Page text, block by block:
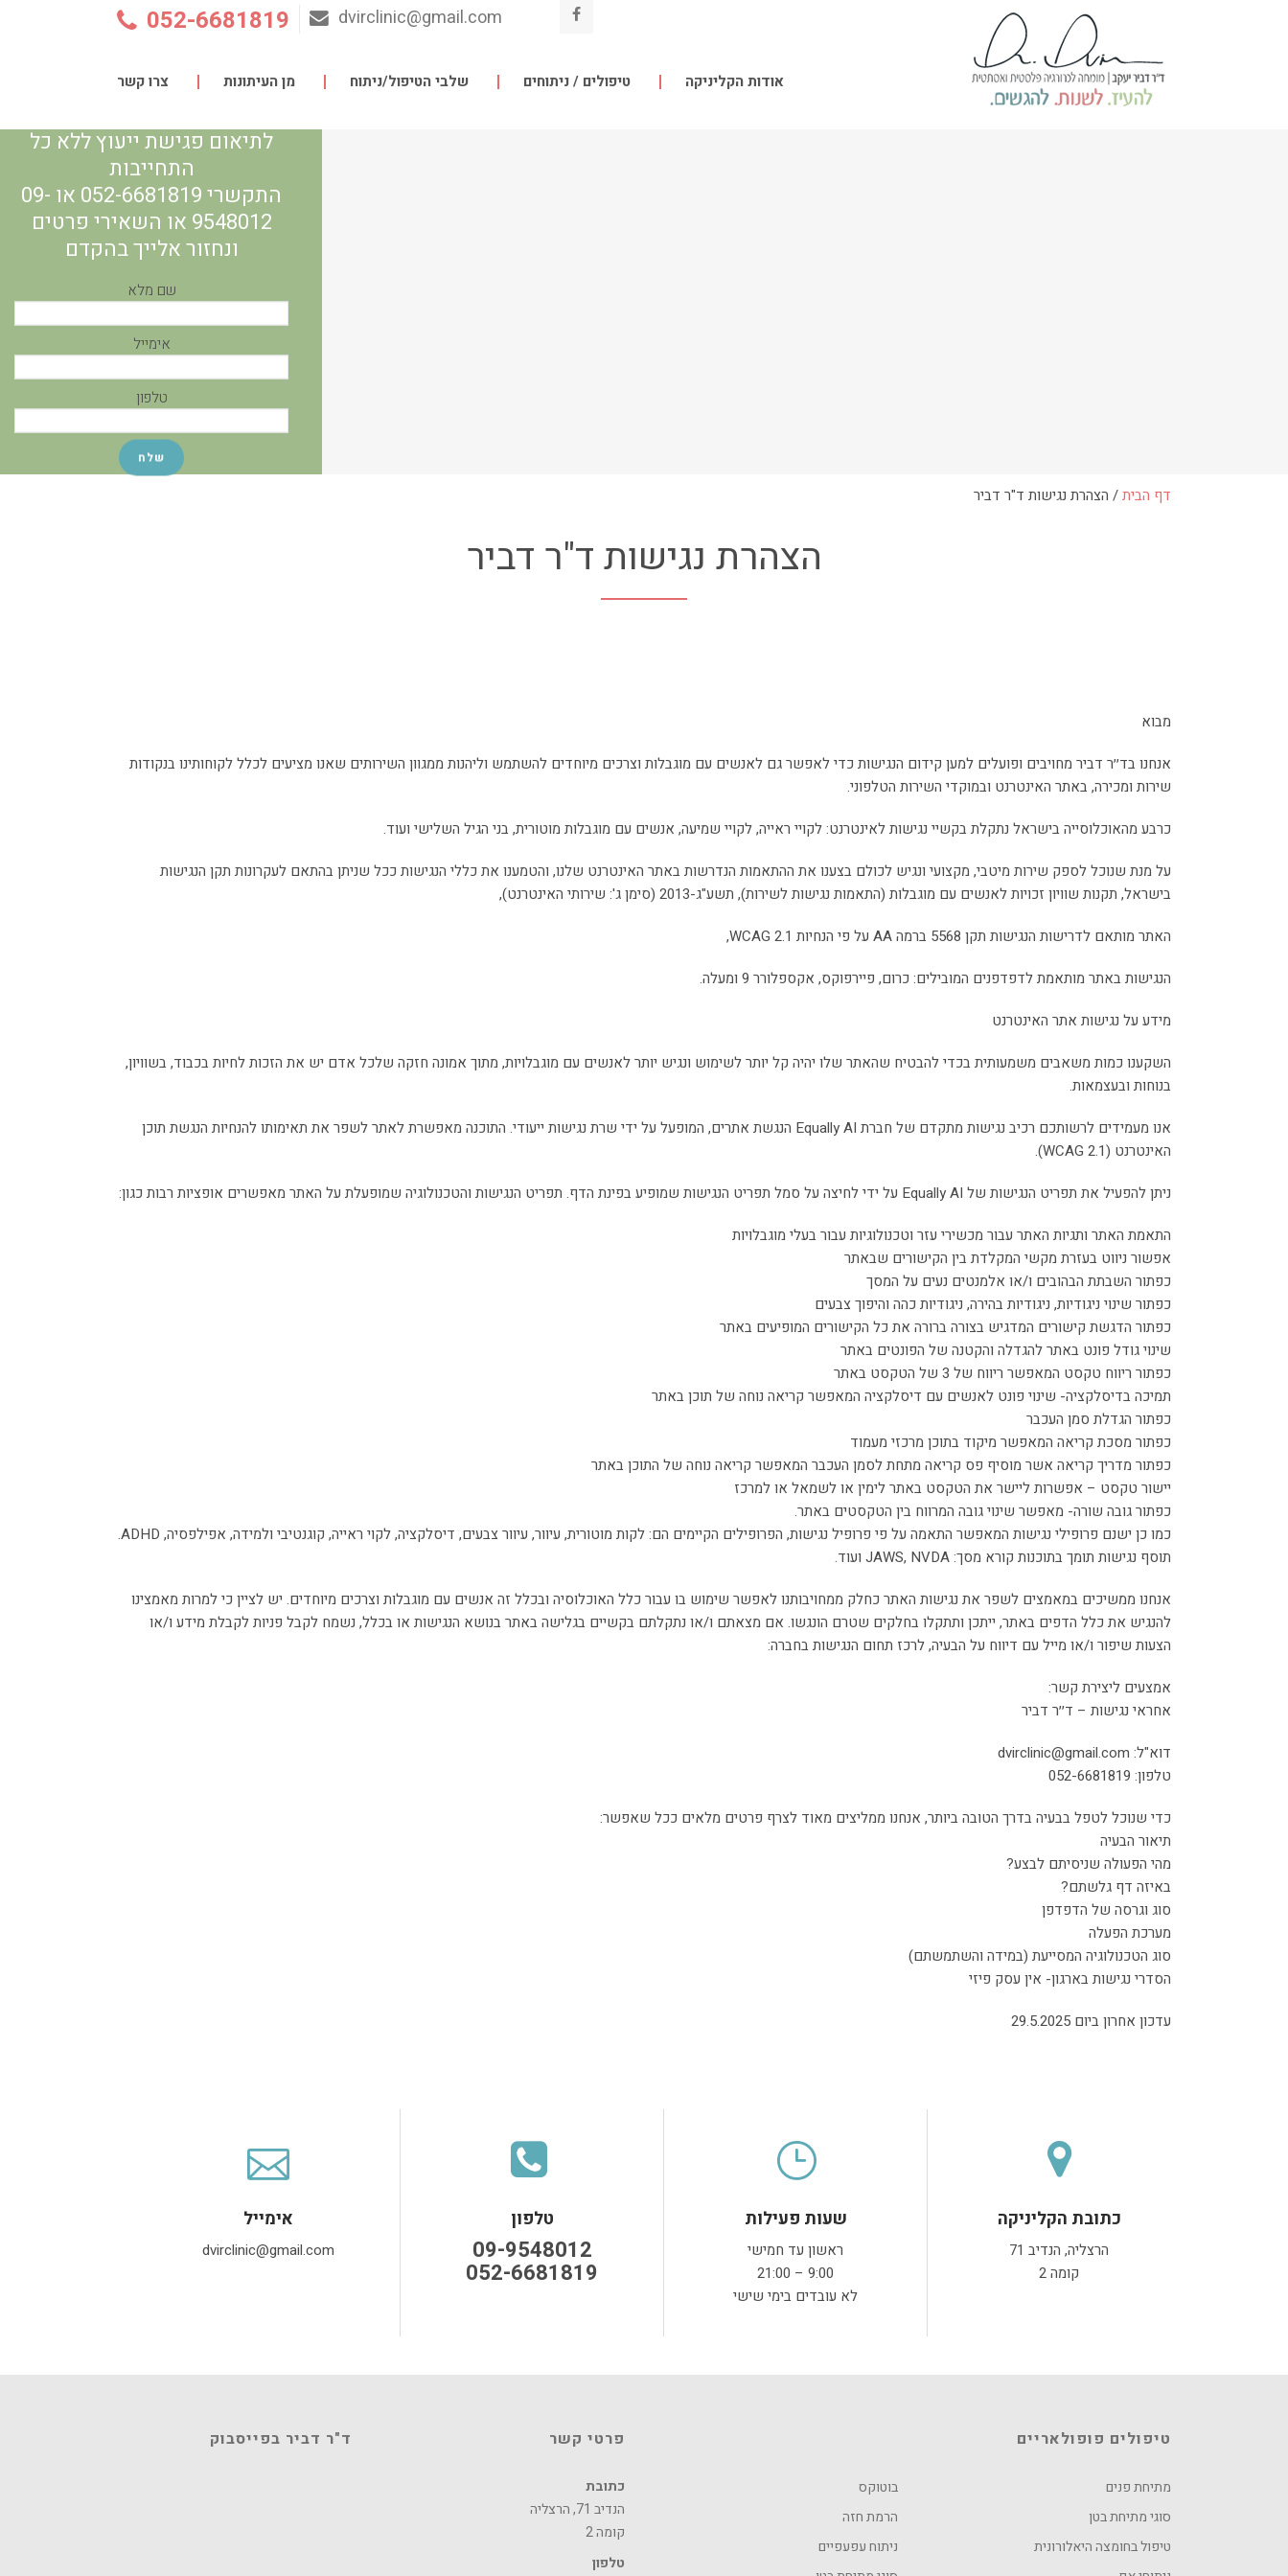
052-6681819 dvirclinic@gmail.com
אודות הקליניקה טיפולים / ניתוחים שלבי הטיפול/ניתוח מן העיתונות צרו קשר
לתיאום פגישת ייעוץ ללא כל
התחייבות
התקשרי 052-6681819 או 09-
9548012 או השאירי פרטים
ונחזור אלייך בהקדם
שם מלא
אימייל
טלפון
דף הבית/ הצהרת נגישות ד"ר דביר
הצהרת נגישות ד"ר דביר
מבוא
אנחנו בד׳׳ר דביר מחויבים ופועלים למען קידום הנגישות כדי לאפשר גם לאנשים עם מוגבלות וצרכים מיוחדים להשתמש וליהנות ממגוון השירותים שאנו מציעים לכלל לקוחותינו בנקודות
שירות ומכירה, באתר האינטרנט ובמוקדי השירות הטלפוני.
כרבע מהאוכלוסייה בישראל נתקלת בקשיי נגישות לאינטרנט: לקויי ראייה, לקויי שמיעה, אנשים עם מוגבלות מוטורית, בני הגיל השלישי ועוד.
על מנת שנוכל לספק שירות מיטבי, מקצועי ונגיש לכולם בצענו את ההתאמות הנדרשות באתר האינטרנט שלנו, והטמענו את כללי הנגישות ככל שניתן בהתאם לעקרונות תקן הנגישות
בישראל, תקנות שוויון זכויות לאנשים עם מוגבלות (התאמות נגישות לשירות), תשע"ג-2013 (סימן ג': שירותי האינטרנט),
האתר מותאם לדרישות הנגישות תקן 5568 ברמה AA על פי הנחיות WCAG 2.1,
הנגישות באתר מותאמת לדפדפנים המובילים: כרום, פיירפוקס, אקספלורר 9 ומעלה.
מידע על נגישות אתר האינטרנט
השקענו כמות משאבים משמעותית בכדי להבטיח שהאתר שלו יהיה קל יותר לשימוש ונגיש יותר לאנשים עם מוגבלויות, מתוך אמונה חזקה שלכל אדם יש את הזכות לחיות בכבוד, בשוויון,
בנוחות ובעצמאות.
אנו מעמידים לרשותכם רכיב נגישות מתקדם של חברת Equally AI הנגשת אתרים, המופעל על ידי שרת נגישות ייעודי. התוכנה מאפשרת לאתר לשפר את תאימותו להנחיות הנגשת תוכן
האינטרנט (WCAG 2.1).
ניתן להפעיל את תפריט הנגישות של Equally AI על ידי לחיצה על סמל תפריט הנגישות שמופיע בפינת הדף. תפריט הנגישות והטכנולוגיה שמופעלת על האתר מאפשרים אופציות רבות כגון:
התאמת האתר ותגיות האתר עבור מכשירי עזר וטכנולוגיות עבור בעלי מוגבלויות
אפשור ניווט בעזרת מקשי המקלדת בין הקישורים שבאתר
כפתור השבתת הבהובים ו/או אלמנטים נעים על המסך
כפתור שינוי ניגודיות, ניגודיות בהירה, ניגודיות כהה והיפוך צבעים
כפתור הדגשת קישורים המדגיש בצורה ברורה את כל הקישורים המופיעים באתר
שינוי גודל פונט באתר להגדלה והקטנה של הפונטים באתר
כפתור ריווח טקסט המאפשר ריווח של 3 של הטקסט באתר
תמיכה בדיסלקציה- שינוי פונט לאנשים עם דיסלקציה המאפשר קריאה נוחה של תוכן באתר
כפתור הגדלת סמן העכבר
כפתור מסכת קריאה המאפשר מיקוד בתוכן מרכזי מעמוד
כפתור מדריך קריאה אשר מוסיף פס קריאה מתחת לסמן העכבר המאפשר קריאה נוחה של התוכן באתר
יישור טקסט – אפשרות ליישר את הטקסט באתר לימין או לשמאל או למרכז
כפתור גובה שורה- מאפשר שינוי גובה המרווח בין הטקסטים באתר.
כמו כן ישנם פרופילי נגישות המאפשר התאמה על פי פרופיל נגישות, הפרופילים הקיימים הם: לקות מוטורית, עיוור, עיוור צבעים, דיסלקציה, לקוי ראייה, קוגנטיבי ולמידה, אפילפסיה, ADHD.
תוסף נגישות תומך בתוכנות קורא מסך: JAWS, NVDA ועוד.
אנחנו ממשיכים במאמצים לשפר את נגישות האתר כחלק ממחויבותנו לאפשר שימוש בו עבור כלל האוכלוסיה ובכלל זה אנשים עם מוגבלות וצרכים מיוחדים. יש לציין כי למרות מאמצינו
להנגיש את כלל הדפים באתר, ייתכן ותתקלו בחלקים שטרם הונגשו. אם מצאתם ו/או נתקלתם בקשיים בגלישה באתר בנושא הנגישות או בכלל, נשמח לקבל פניות לקבלת מידע ו/או
הצעות שיפור ו/או מייל עם דיווח על הבעיה, לרכז תחום הנגישות בחברה:
אמצעים ליצירת קשר:
אחראי נגישות – ד׳׳ר דביר
דוא"ל: dvirclinic@gmail.com
טלפון: 052-6681819
כדי שנוכל לטפל בבעיה בדרך הטובה ביותר, אנחנו ממליצים מאוד לצרף פרטים מלאים ככל שאפשר:
תיאור הבעיה
מהי הפעולה שניסיתם לבצע?
באיזה דף גלשתם?
סוג וגרסה של הדפדפן
מערכת הפעלה
סוג הטכנולוגיה המסייעת (במידה והשתמשתם)
הסדרי נגישות בארגון- אין עסק פיזי
עדכון אחרון ביום 29.5.2025
כתובת הקליניקה
הרצליה, הנדיב 71
קומה 2
כתובת הקליניקה
הרצליה, הנדיב 71
שעות פעילות
ראשון עד חמישי
9:00 – 21:00
לא עובדים בימי שישי
שעות פעילות
ראשון עד חמישי
לא עובדים בימי שישי
טלפון
09-9548012
052-6681819
טלפון
09-9548012
052-6681819
אימייל
dvirclinic@gmail.com
אימייל
dvirclinic@gmail.com
טיפולים פופולאריים
מתיחת פנים
סוגי מתיחת בטן
טיפול בחומצה היאלורונית
בוטוקס
הרמת חזה
ניתוח עפעפיים
פרטי קשר
כתובת
הנדיב 71, הרצליה
קומה 2
טלפון
ד"ר דביר בפייסבוק